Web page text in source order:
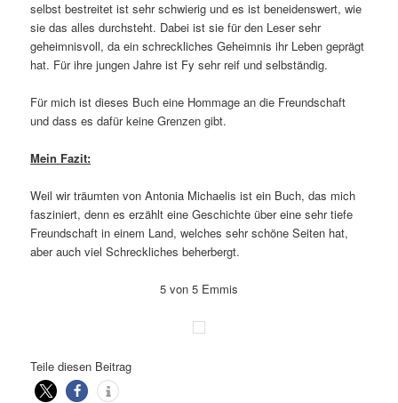
selbst bestreitet ist sehr schwierig und es ist beneidenswert, wie
sie das alles durchsteht. Dabei ist sie für den Leser sehr
geheimnisvoll, da ein schreckliches Geheimnis ihr Leben geprägt
hat. Für ihre jungen Jahre ist Fy sehr reif und selbständig.
Für mich ist dieses Buch eine Hommage an die Freundschaft
und dass es dafür keine Grenzen gibt.
Mein Fazit:
Weil wir träumten von Antonia Michaelis ist ein Buch, das mich
fasziniert, denn es erzählt eine Geschichte über eine sehr tiefe
Freundschaft in einem Land, welches sehr schöne Seiten hat,
aber auch viel Schreckliches beherbergt.
5 von 5 Emmis
Teile diesen Beitrag